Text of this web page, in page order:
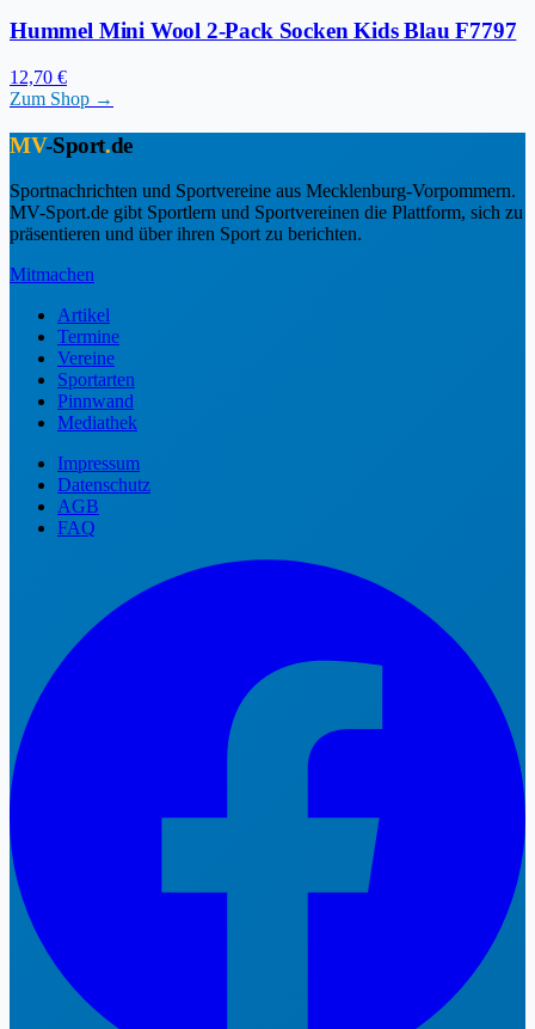
Hummel Mini Wool 2-Pack Socken Kids Blau F7797
12,70 €
Zum Shop →
MV-Sport.de
Sportnachrichten und Sportvereine aus Mecklenburg-Vorpommern.
MV-Sport.de gibt Sportlern und Sportvereinen die Plattform, sich zu
präsentieren und über ihren Sport zu berichten.
Mitmachen
Artikel
Termine
Vereine
Sportarten
Pinnwand
Mediathek
Impressum
Datenschutz
AGB
FAQ